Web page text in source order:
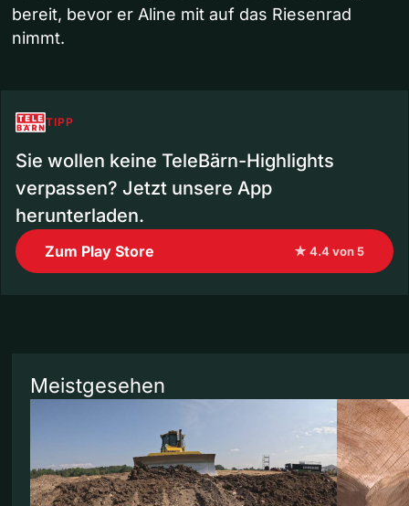
bereit, bevor er Aline mit auf das Riesenrad
nimmt.
TIPP
Sie wollen keine TeleBärn-Highlights
verpassen? Jetzt unsere App
herunterladen.
Zum Play Store ★ 4.4 von 5
Meistgesehen